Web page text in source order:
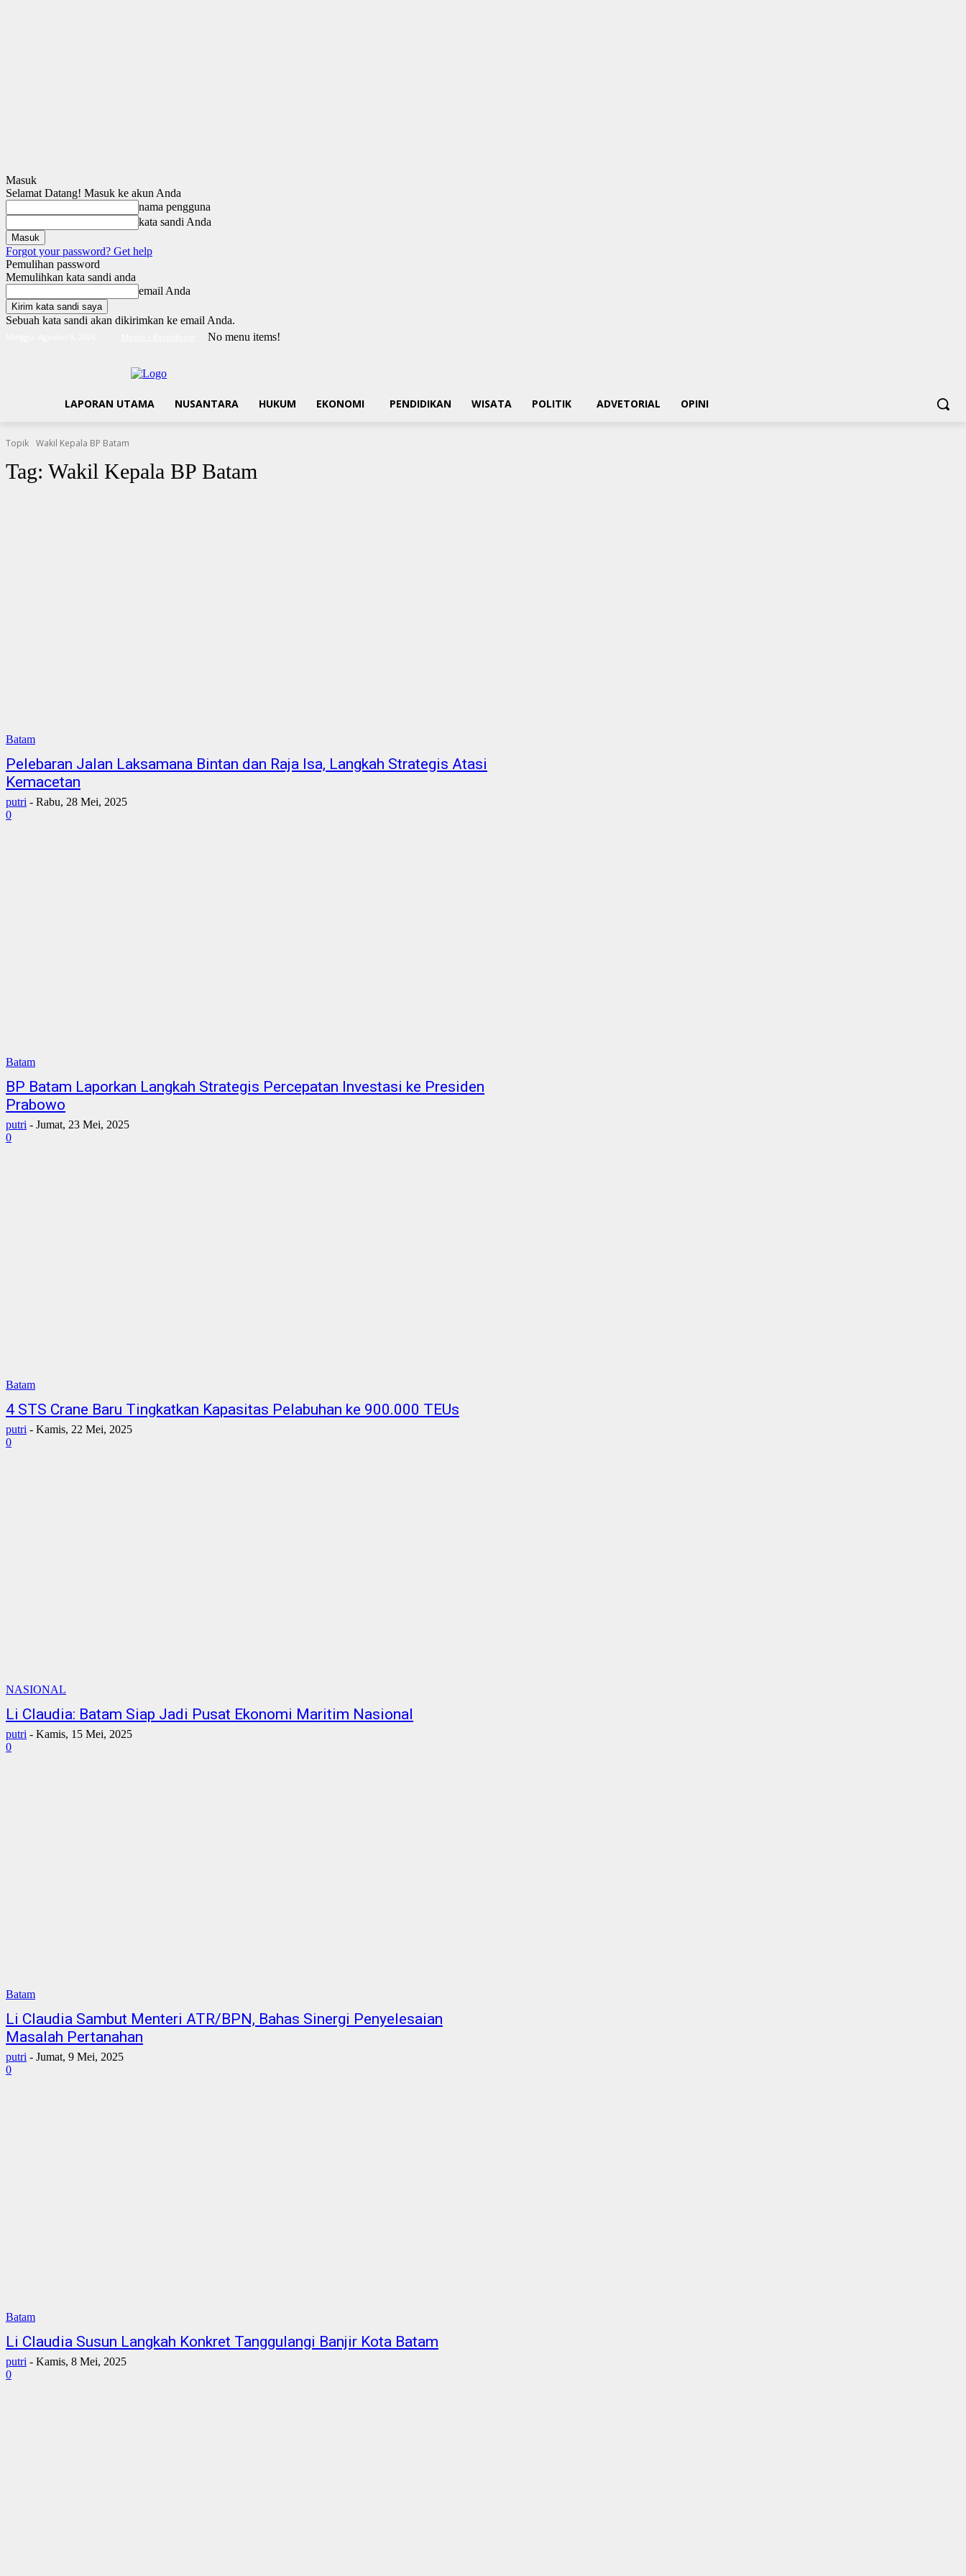
Masuk
Selamat Datang! Masuk ke akun Anda
nama pengguna
kata sandi Anda
Forgot your password? Get help
Pemulihan password
Memulihkan kata sandi anda
email Anda
Sebuah kata sandi akan dikirimkan ke email Anda.
No menu items!
LAPORAN UTAMA NUSANTARA HUKUM EKONOMI PENDIDIKAN WISATA POLITIK ADVETORIAL OPINI
Topik Wakil Kepala BP Batam
Tag: Wakil Kepala BP Batam
Batam
Pelebaran Jalan Laksamana Bintan dan Raja Isa, Langkah Strategis Atasi
Kemacetan
putri - Rabu, 28 Mei, 2025
0
Batam
BP Batam Laporkan Langkah Strategis Percepatan Investasi ke Presiden
Prabowo
putri - Jumat, 23 Mei, 2025
0
Batam
4 STS Crane Baru Tingkatkan Kapasitas Pelabuhan ke 900.000 TEUs
putri - Kamis, 22 Mei, 2025
0
NASIONAL
Li Claudia: Batam Siap Jadi Pusat Ekonomi Maritim Nasional
putri - Kamis, 15 Mei, 2025
0
Batam
Li Claudia Sambut Menteri ATR/BPN, Bahas Sinergi Penyelesaian
Masalah Pertanahan
putri - Jumat, 9 Mei, 2025
0
Batam
Li Claudia Susun Langkah Konkret Tanggulangi Banjir Kota Batam
putri - Kamis, 8 Mei, 2025
0